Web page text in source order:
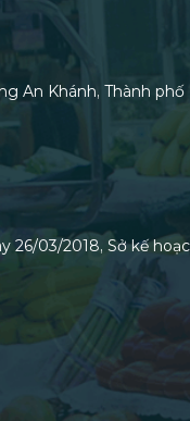
An Khánh, Thành phố
26/03/2018, Sở kế